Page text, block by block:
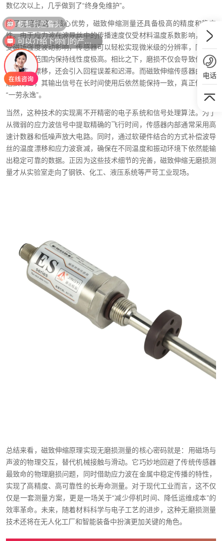
数亿次以上，几乎做到了“终身免维护”。
除了无磨损这一核心优势，磁致伸缩测量还具备极高的精度和稳定
性。由于应力波在波导丝中的传播速度仅受材料温度系数影响，且不
受磁场强度波动影响，传感器可以轻松实现微米级的分辨率，同时在
整个测量范围内保持线性度极高。相比之下，磨损不仅会导致传统传
感器精度漂移，还会引入回程误差和迟滞。而磁致伸缩传感器由于无
磨损特性，其输出信号在长时间使用后依然能保持一致，真正做到了
“一劳永逸”。
当然，这种技术的实现离不开精密的电子系统和信号处理算法。为了
从微弱的应力波信号中提取精确的飞行时间，传感器内部通常采用高
速计数器和低噪声放大电路。同时，通过软硬件结合的方式补偿波导
丝的温度漂移和应力波衰减，确保在不同温度和振动环境下依然能输
出稳定可靠的数据。正因为这些技术细节的完善，磁致伸缩无磨损测
量才从实验室走向了钢铁、化工、液压系统等严苛工业现场。
总结来看，磁致伸缩原理实现无磨损测量的核心密码就是：用磁场与
声波的物理交互，替代机械接触与滑动。它巧妙地回避了传统传感器
最致命的物理磨损问题，同时借助应力波在金属中稳定传播的特性，
实现了高精度、高可靠性的长寿命测量。对于现代工业而言，这不仅
仅是一套测量方案，更是一场关于“减少停机时间、降低运维成本”的
效率革命。未来，随着材料科学与电子工艺的进步，这种无磨损测量
技术还将在无人化工厂和智能装备中扮演更加关键的角色。
电话
可以介绍下你们的产品么？
想替代巴鲁夫